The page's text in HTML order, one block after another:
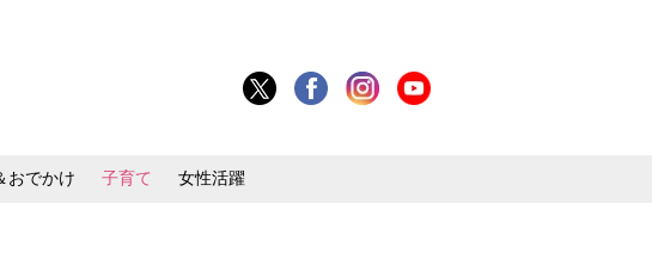
おでかけ 子育て 女性活躍